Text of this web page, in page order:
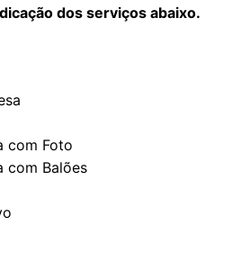
dos serviços abaixo.
com Foto
com Balões